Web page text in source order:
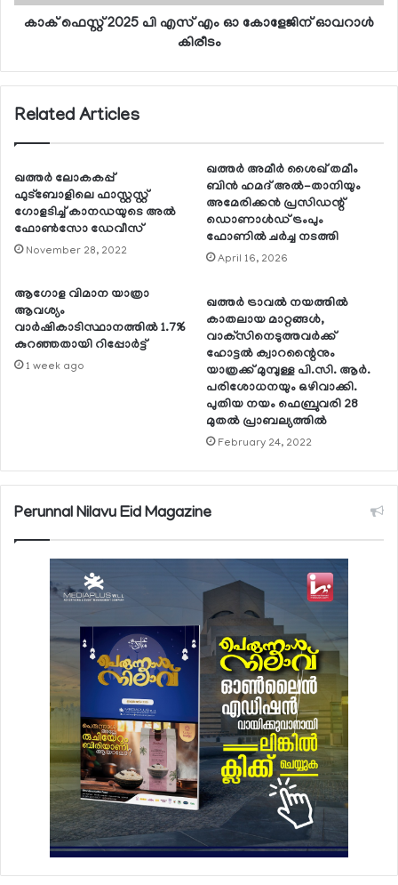
കാക് ഫെസ്റ്റ് 2025 പി എസ് എം ഓ കോളേജിന് ഓവറാള്‍
കിരീടം
Related Articles
ഖത്തര്‍ ലോകകപ്പ്
ഫുട്‌ബോളിലെ ഫാസ്റ്റസ്റ്റ്
ഗോളടിച്ച് കാനഡയുടെ അല്‍
ഫോണ്‍സോ ഡേവീസ്
November 28, 2022
ഖത്തര്‍ അമീര്‍ ശൈഖ് തമീം
ബിന്‍ ഹമദ് അല്‍-താനിയും
അമേരിക്കന്‍ പ്രസിഡന്റ്
ഡൊണാള്‍ഡ് ട്രംപും
ഫോണില്‍ ചര്‍ച്ച നടത്തി
April 16, 2026
ആഗോള വിമാന യാത്രാ
ആവശ്യം
വാര്‍ഷികാടിസ്ഥാനത്തില്‍ 1.7%
കുറഞ്ഞതായി റിപ്പോര്‍ട്ട്
1 week ago
ഖത്തര്‍ ട്രാവല്‍ നയത്തില്‍
കാതലായ മാറ്റങ്ങള്‍,
വാക്‌സിനെടുത്തവര്‍ക്ക്
ഹോട്ടല്‍ ക്വാറന്റൈനും
യാത്രക്ക് മുമ്പുള്ള പി.സി. ആര്‍.
പരിശോധനയും ഒഴിവാക്കി.
പുതിയ നയം ഫെബ്രുവരി 28
മുതല്‍ പ്രാബല്യത്തില്‍
February 24, 2022
Perunnal Nilavu Eid Magazine